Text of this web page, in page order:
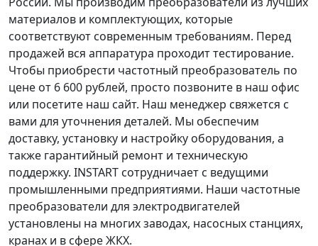
материалов и комплектующих, которые
соответствуют современным требованиям. Перед
продажей вся аппаратура проходит тестирование.
Чтобы приобрести частотный преобразователь по
цене от 6 600 рублей, просто позвоните в наш офис
или посетите наш сайт. Наш менеджер свяжется с
вами для уточнения деталей. Мы обеспечим
доставку, установку и настройку оборудования, а
также гарантийный ремонт и техническую
поддержку. INSTART сотрудничает с ведущими
промышленными предприятиями. Наши частотные
преобразователи для электродвигателей
установлены на многих заводах, насосных станциях,
кранах и в сфере ЖКХ.